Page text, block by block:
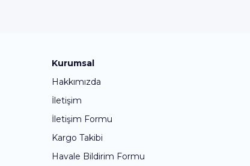
Kurumsal
Hakkımızda
İletişim
İletişim Formu
Kargo Takibi
Havale Bildirim Formu